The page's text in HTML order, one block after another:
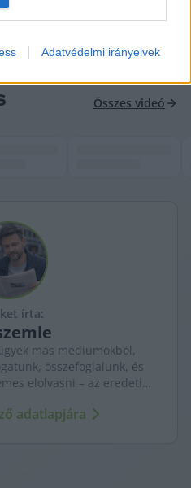
Adatvédelmi irányelvek
teljes interjú
Összes videó
írta:
más médiumokból,
összefoglalunk, és
elolvasni – az eredeti
adatlapjára